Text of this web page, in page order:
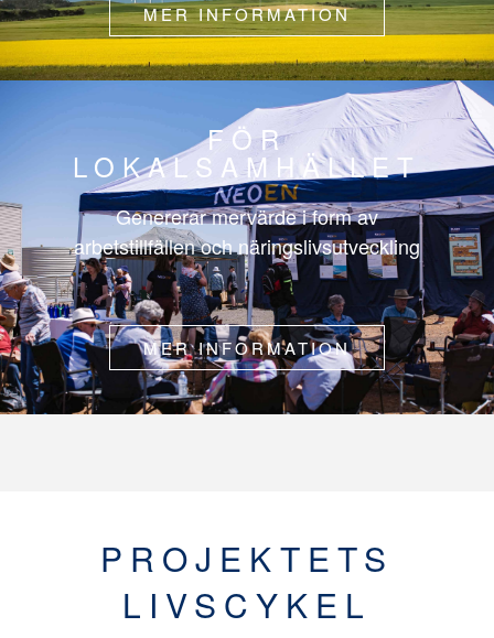
MER INFORMATION
FÖR
LOKALSAMHÄLLET
Genererar mervärde i form av
arbetstillfällen och näringslivsutveckling
MER INFORMATION
PROJEKTETS
LIVSCYKEL